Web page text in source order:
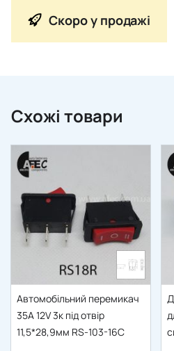
Скоро у продажі
Схожі товари
Автомобільний перемикач
35A 12V 3к під отвір
11,5*28,9мм RS-103-16C